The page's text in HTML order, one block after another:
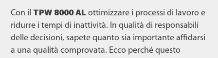
Con il TPW 8000 AL ottimizzare i processi di lavoro e
ridurre i tempi di inattività. In qualità di responsabili
delle decisioni, sapete quanto sia importante affidarsi
a una qualità comprovata. Ecco perché questo